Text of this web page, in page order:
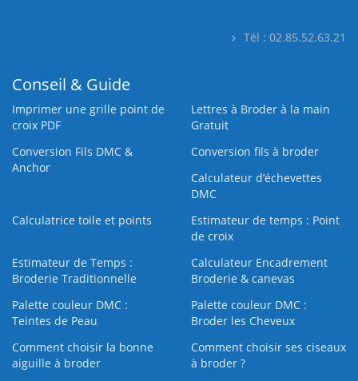
Tél : 02.85.52.63.21
Conseil & Guide
Imprimer une grille point de
croix PDF
Lettres à Broder à la main
Gratuit
Conversion Fils DMC &
Anchor
Conversion fils à broder
Calculateur d’échevettes
DMC
Calculatrice toile et points
Estimateur de temps : Point
de croix
Estimateur de Temps :
Broderie Traditionnelle
Calculateur Encadrement
Broderie & canevas
Palette couleur DMC :
Teintes de Peau
Palette couleur DMC :
Broder les Cheveux
Comment choisir la bonne
aiguille à broder
Comment choisir ses ciseaux
à broder ?